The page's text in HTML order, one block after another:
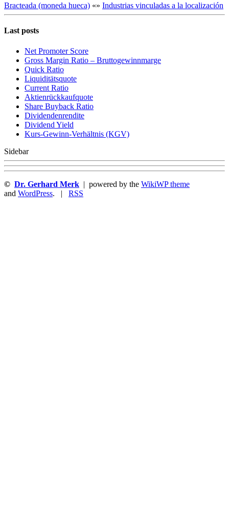
Bracteada (moneda hueca) «» Industrias vinculadas a la localización
Last posts
Net Promoter Score
Gro ss Margin Ratio – Bruttogewinnmarge
Quic k Ratio
Liquiditätsquote
Current Ratio
Aktienrückkaufquote
Sha re Buyback Ratio
Dividendenrendite
Dividend Yield
Kurs-Gewinn-Verhältnis (KGV)
Sidebar
© Dr. Gerhard Merk | powered by the WikiWP theme
and WordPress. | RSS